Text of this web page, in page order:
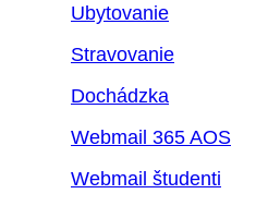
Ubytovanie
Stravovanie
Dochádzka
Webmail 365 AOS
Webmail študenti